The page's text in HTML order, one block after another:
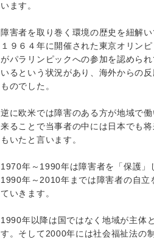
います。
障害者を取り巻く環境の歴史を紐解
１９６４年に開催された東京オリン
がパラリンピックへの参加を認めら
いるという状況があり、海外からの
ものでした。
逆に欧米では障害のある方が地域で
来ることで当事者の中には日本でも
もいたと言います。
1970年～1990年は障害者を「保護」
1990年～2010年までは障害者の自
ていきます。
1990年以降は国ではなく地域が主体
す。そして2000年には社会福祉法の